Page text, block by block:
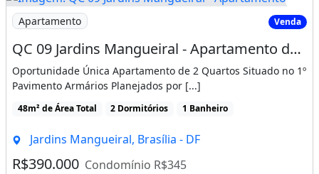
Imagem: QC 09 Jardins Mangueiral - Apartamento de
Apartamento Venda
QC 09 Jardins Mangueiral - Apartamento de 2 Quartos Situado no 1º Pavimento
Oportunidade Única Apartamento de 2 Quartos Situado no 1º
Pavimento Armários Planejados por [...]
48m² de Área Total 2 Dormitórios 1 Banheiro
Jardins Mangueiral, Brasília - DF
R$390.000 Condomínio R$345